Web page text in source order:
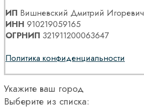
ИП Вишневский Дмитрий Игоревич
ИНН 910219059165
ОГРНИП 321911200063647
Политика конфиденциальности
Укажите ваш город
Выберите из списка: